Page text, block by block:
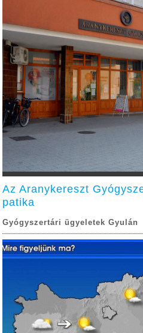
Az Aranykereszt
patika
Gyógyszertári ügyeletek Gyulán